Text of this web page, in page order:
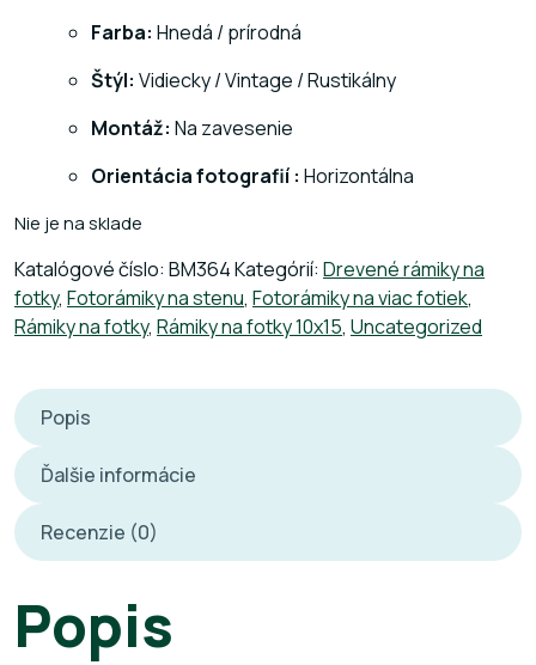
Farba: Hnedá / prírodná
Štýl: Vidiecky / Vintage / Rustikálny
Montáž: Na zavesenie
Orientácia fotografií : Horizontálna
Nie je na sklade
Katalógové číslo: BM364Kategórií: Drevené rámiky na
fotky, Fotorámiky na stenu, Fotorámiky na viac fotiek,
Rámiky na fotky, Rámiky na fotky 10x15, Uncategorized
Popis
Ďalšie informácie
Recenzie (0)
Popis